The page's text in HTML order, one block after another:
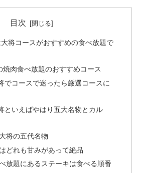
目次
将コースがおすすめの食べ放題で
焼肉食べ放題のおすすめコース
でコースで迷ったら厳選コースに
といえばやはり五大名物とカル
将の五代名物
どれも甘みがあって絶品
放題にあるステーキは食べる順番